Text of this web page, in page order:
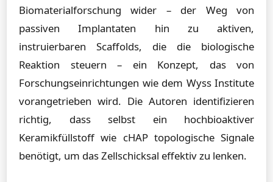
Biomaterialforschung wider – der Weg von
passiven Implantaten hin zu aktiven,
instruierbaren Scaffolds, die die biologische
Reaktion steuern – ein Konzept, das von
Forschungseinrichtungen wie dem Wyss Institute
vorangetrieben wird. Die Autoren identifizieren
richtig, dass selbst ein hochbioaktiver
Keramikfüllstoff wie cHAP topologische Signale
benötigt, um das Zellschicksal effektiv zu lenken.